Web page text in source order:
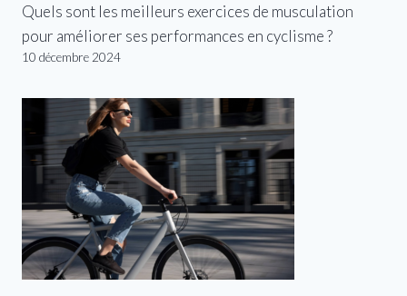
Quels sont les meilleurs exercices de musculation
pour améliorer ses performances en cyclisme ?
10 décembre 2024